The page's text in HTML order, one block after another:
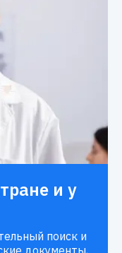
и у
поиск и
документы,